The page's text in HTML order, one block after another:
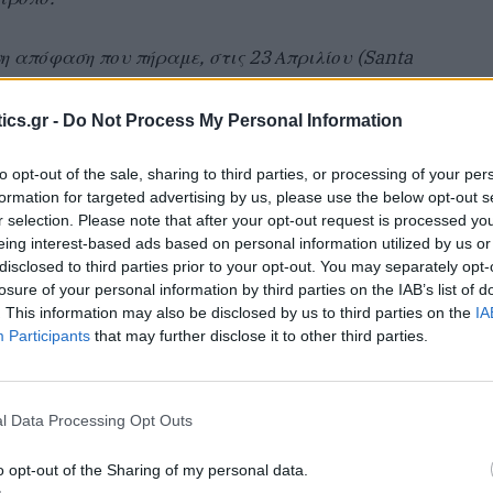
- Do Not Process My Personal Information
opt-out of the sale, sharing to third parties, or processing of your
for targeted advertising by us, please use the below opt-out
selection. Please note that after your opt-out request is processed
interest-based ads based on personal information utilized by us
to third parties prior to your opt-out. You may separately
of your personal information by third parties on the IAB’s list of
This information may also be disclosed by us to third parties on the
Participants that may further disclose it to other third parties.
Data Processing Opt Outs
opt-out of the Sharing of my personal data.
απόφαση που πήραμε, στις 23 Απριλίου (Santa
Θέλω να πω, ότι δεν ήρθαμε εμείς ως
που –ευτυχώς για όλους μας είναι μια από
να δημιουργήσουμε πρόβλημα, ή αναστάτωση.
για να μπορέσουμε να είμαστε δίκαιοι
προεκλογικά και θα το κάνουμε) και να έχουν
ήρθαμε, εκδικητικά, να τιμωρήσουμε κάποιους.
επιχειρηματίες που θέλησαν να συμμορφωθούν, το
χωρίς κανένα πρόβλημα.Αυτές οι επιχειρήσεις
να λειτουργούν με τους δικούς τους
νόμος και υπηρεσία και λειτουργούν αυτόνομα
ερχόμαστε εμείς να τους ζητήσουμε να